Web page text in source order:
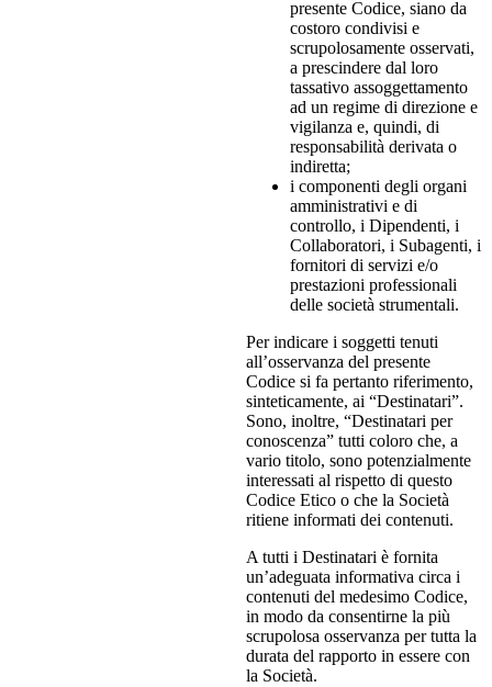
presente Codice, siano da
costoro condivisi e
scrupolosamente osservati,
a prescindere dal loro
tassativo assoggettamento
ad un regime di direzione e
vigilanza e, quindi, di
responsabilità derivata o
indiretta;
i componenti degli organi
amministrativi e di
controllo, i Dipendenti, i
Collaboratori, i Subagenti, i
fornitori di servizi e/o
prestazioni professionali
delle società strumentali.
Per indicare i soggetti tenuti
all’osservanza del presente
Codice si fa pertanto riferimento,
sinteticamente, ai “Destinatari”.
Sono, inoltre, “Destinatari per
conoscenza” tutti coloro che, a
vario titolo, sono potenzialmente
interessati al rispetto di questo
Codice Etico o che la Società
ritiene informati dei contenuti.
A tutti i Destinatari è fornita
un’adeguata informativa circa i
contenuti del medesimo Codice,
in modo da consentirne la più
scrupolosa osservanza per tutta la
durata del rapporto in essere con
la Società.